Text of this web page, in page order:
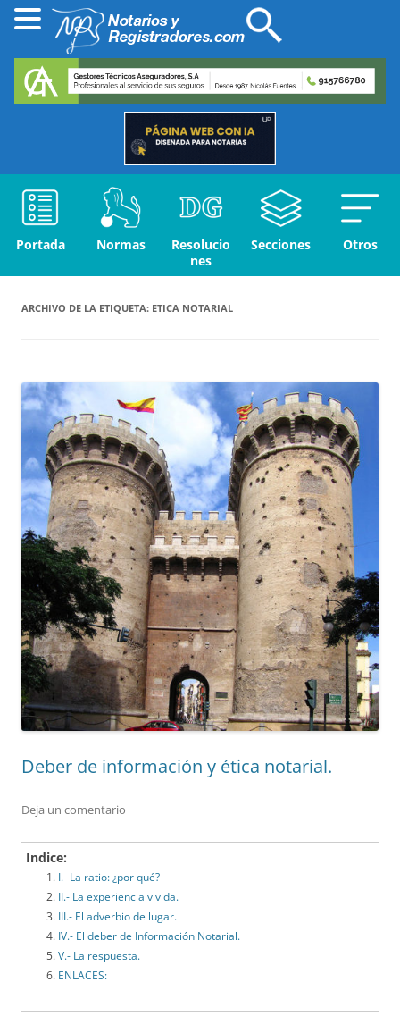
Portada Normas
Resolucio
nes
Secciones Otros
ARCHIVO DE LA ETIQUETA: ETICA NOTARIAL
Deber de información y ética notarial.
Deja un comentario
Indice:
I.- La ratio: ¿por qué?
II.- La experiencia vivida.
III.- El adverbio de lugar.
IV.- El deber de Información Notarial.
V.- La respuesta.
ENLACES: